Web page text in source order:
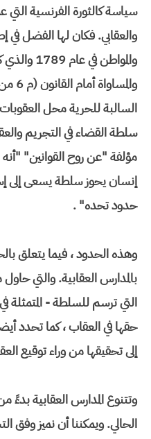
سياسة كالثورة الفرنسية
والعقابي. فكان لها الفضل في
والمواطن
السالبة للحرية محل
سلطة القضاء في التجريم
مؤلفة "عن روح القوانين" "أنه
إنسان يحوز سلطة يسعى إلى
حدود تحده" .
وهذه الحدود ، فيما يتعلق
بالمدارس العقابية. والتي
التي ترسم للسلطة - المتمثلة
حقها في العقاب ، كما تحدد
إلى تحقيقها من وراء توقيع
وتتنوع المدارس العقابية بدءً
الحالي. ويمكننا أن نميز وفق